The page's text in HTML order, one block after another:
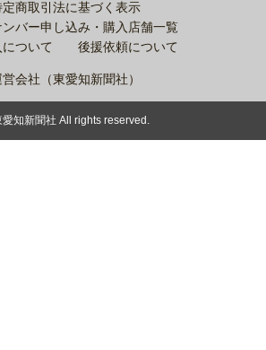
定商取引法に基づく表示
バー申し込み・購入店舗一覧
ついて
後援依頼について
会社（東愛知新聞社）
知新聞社 All rights reserved.